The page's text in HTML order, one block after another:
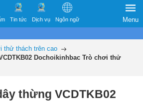
Tin tức Dịch vụ Ngôn ngữ Menu
thử thách trên cao
Dochoikinhbac Trò chơi thử
thừng VCDTKB02